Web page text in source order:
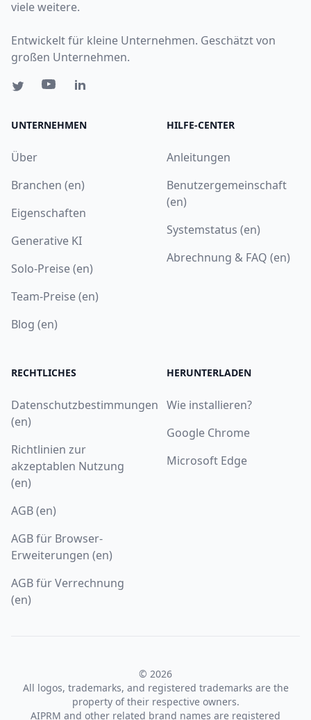
viele weitere.
Entwickelt für kleine Unternehmen. Geschätzt von
großen Unternehmen.
UNTERNEHMEN
Über
Branchen (en)
Eigenschaften
Generative KI
Solo-Preise (en)
Team-Preise (en)
Blog (en)
HILFE-CENTER
Anleitungen
Benutzergemeinschaft
(en)
Systemstatus (en)
Abrechnung & FAQ (en)
RECHTLICHES
Datenschutzbestimmungen
(en)
Richtlinien zur
akzeptablen Nutzung
(en)
AGB (en)
AGB für Browser-
Erweiterungen (en)
AGB für Verrechnung
(en)
HERUNTERLADEN
Wie installieren?
Google Chrome
Microsoft Edge
© 2026
All logos, trademarks, and registered trademarks are the
property of their respective owners.
AIPRM and other related brand names are registered